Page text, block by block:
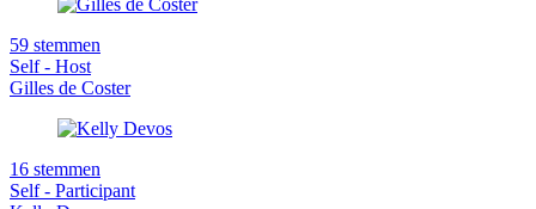
59 stemmen
Self - Host
Gilles de Coster
16 stemmen
Self - Participant